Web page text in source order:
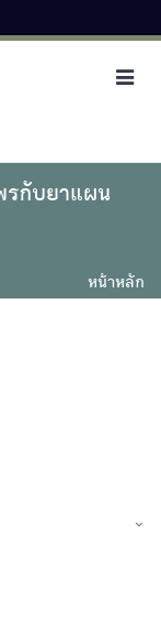
รกับยาแผน
หน้าหลัก